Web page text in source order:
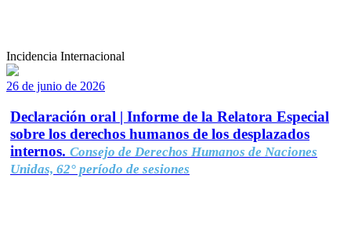
Incidencia Internacional
26 de junio de 2026
Declaración oral | Informe de la Relatora Especial
sobre los derechos humanos de los desplazados
internos. Consejo de Derechos Humanos de Naciones
Unidas, 62° período de sesiones